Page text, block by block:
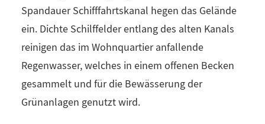
Spandauer Schifffahrtskanal hegen das Gelände
ein. Dichte Schilffelder entlang des alten Kanals
reinigen das im Wohnquartier anfallende
Regenwasser, welches in einem offenen Becken
gesammelt und für die Bewässerung der
Grünanlagen genutzt wird.